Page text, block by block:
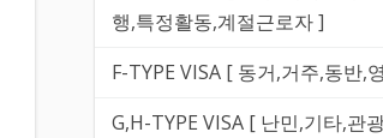
행,특정활동,계절근로자 ]
F-TYPE VISA [ 동거,거주,동반,
G,H-TYPE VISA [ 난민,기타,관